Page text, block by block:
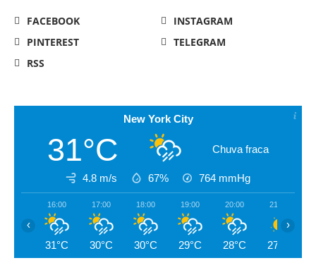
FACEBOOK
INSTAGRAM
PINTEREST
TELEGRAM
RSS
New York City
31°C Chuva fraca
4.8 m/s 67% 764 mmHg
16:00
31°C
17:00
30°C
18:00
30°C
19:00
29°C
20:00
28°C
21:00
27°C
‹ ›